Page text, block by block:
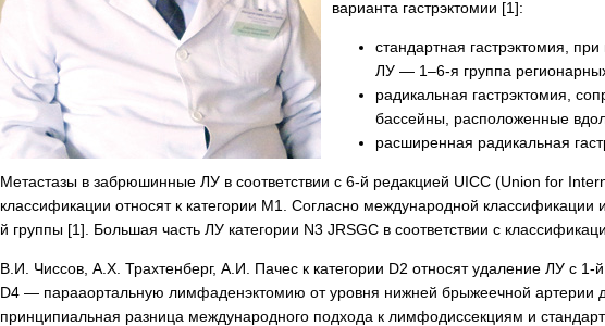
варианта гастрэктомии [1]:
стандартная гастрэктомия,
ЛУ — 1–6-я группа
радикальная гастрэктомия,
бассейны, расположенные
расширенная радикальная
Метастазы в забрюшинные ЛУ в соответствии с 6-й редакцией UICC (Union for
классификации относят к категории М1. Согласно международной
й группы [1]. Большая часть ЛУ категории N3 JRSGC в соответствии с
В.И. Чиссов, А.Х. Трахтенберг, А.И. Пачес к категории D2 относят удаление ЛУ с
D4 — парааортальную лимфаден­эктомию от уровня нижней брыжеечной
принципиальная разница международного подхода к лимфодиссекциям и